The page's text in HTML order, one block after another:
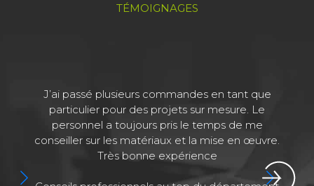
TÉMOIGNAGES
J’ai passé plusieurs commandes en tant que
particulier pour des projets sur mesure. Le
personnel a toujours pris le temps de me
conseiller sur les matériaux et la mise en œuvre.
Très bonne expérience